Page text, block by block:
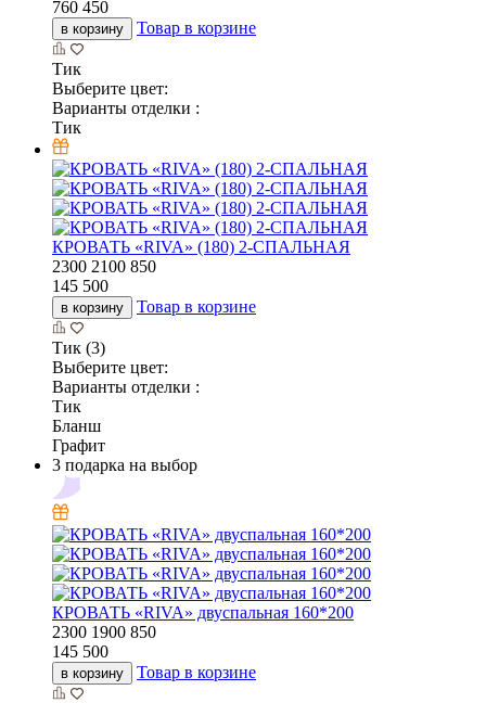
760 450
в корзину Товар в корзине
Тик
Выберите цвет:
Варианты отделки :
Тик
КРОВАТЬ «RIVA» (180) 2-СПАЛЬНАЯ
2300 2100 850
145 500
в корзину Товар в корзине
Тик (3)
Выберите цвет:
Варианты отделки :
Тик
Бланш
Графит
3 подарка на выбор
КРОВАТЬ «RIVA» двуспальная 160*200
2300 1900 850
145 500
в корзину Товар в корзине